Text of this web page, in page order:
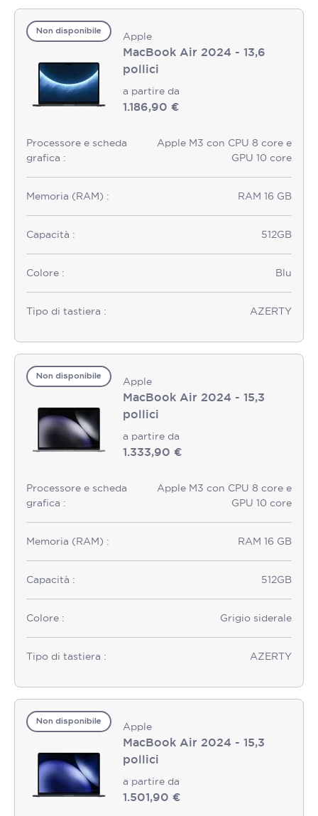
Non disponibile Apple
MacBook Air 2024 - 13,6
pollici
a partire da
1.186,90 €
Processore e scheda
grafica :
Apple M3 con CPU 8 core e
GPU 10 core
Memoria (RAM) : RAM 16 GB
Capacità : 512GB
Colore : Blu
Tipo di tastiera : AZERTY
Non disponibile Apple
MacBook Air 2024 - 15,3
pollici
a partire da
1.333,90 €
Processore e scheda
grafica :
Apple M3 con CPU 8 core e
GPU 10 core
Memoria (RAM) : RAM 16 GB
Capacità : 512GB
Colore : Grigio siderale
Tipo di tastiera : AZERTY
Non disponibile Apple
MacBook Air 2024 - 15,3
pollici
a partire da
1.501,90 €